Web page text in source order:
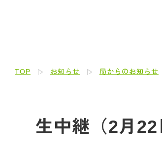
TOP お知らせ 局からのお知らせ
生中継（2月